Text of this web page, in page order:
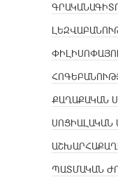
ՔԱՂԱՔԱԿԱՆ
ՊԱՏՄԱԿԱՆ